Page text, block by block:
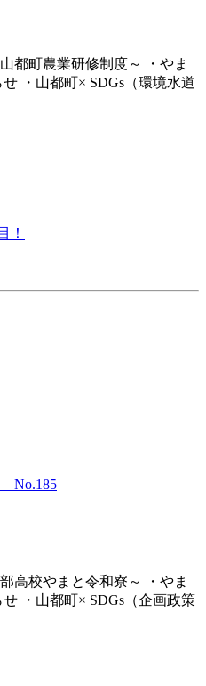
町農業研修制度～ ・やま
・山都町× SDGs（環境水道
！
No.185
高校やまと令和寮～ ・やま
・山都町× SDGs（企画政策